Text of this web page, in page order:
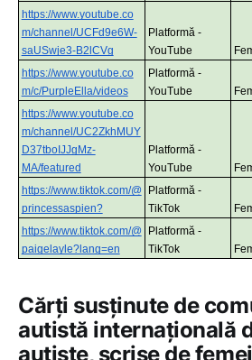
https://www.youtube.co
m/channel/UCFd9e6W-
saUSwje3-B2lCVg
Platformă -
YouTube
https://www.youtube.co
m/c/PurpleElla/videos
Platformă -
YouTube
https://www.youtube.co
m/channel/UC2ZkhMUY
D37tboIJJgMz-
MA/featured
Platformă -
YouTube
https://www.tiktok.com/@
princessaspien?
Platformă -
TikTok
https://www.tiktok.com/@
paigelayle?lang=en
Platformă -
TikTok
Cărți susținute de
autistă internațională
autiste, scrise de